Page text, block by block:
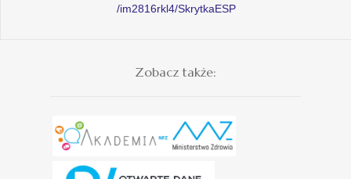
/im2816rkl4/SkrytkaESP
Zobacz także: